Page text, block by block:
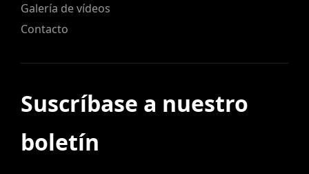
Galería de vídeos
Contacto
Suscríbase a nuestro
boletín